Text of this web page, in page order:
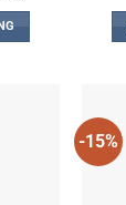
₫.
hiện
660,000 ₫.
-15%